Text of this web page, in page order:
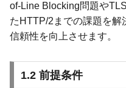
of-Line Blocking問題や
たHTTP/2までの課題を解
信頼性を向上させます。
1.2 前提条件